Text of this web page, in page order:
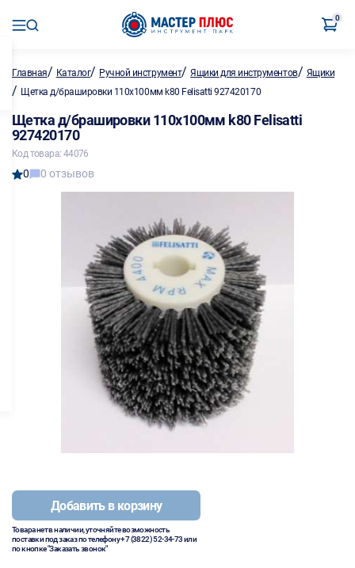
0
Главная/ Каталог/ Ручной инструмент/Ящики для инструментов/ Ящики
/ Щетка д/брашировки 110х100мм k80 Felisatti 927420170
Щетка д/брашировки 110х100мм k80 Felisatti
927420170
Код товара: 44076
0 0 отзывов
Добавить в корзину
Товара нет в наличии, уточняйте возможность
поставки под заказ по телефону+7 (3822) 52-34-73или
по кнопке "Заказать звонок"